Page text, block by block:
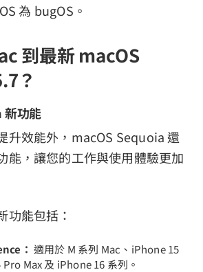
為 bugOS。
到最新 macOS
？
功能
升效能外，macOS Sequoia 還
能，讓您的工作與使用體驗更加
功能包括：
： 適用於 M 系列 Mac、iPhone 15
Max 及 iPhone 16 系列。